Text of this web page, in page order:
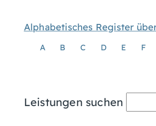
Alphabetisches Register
A B C D E F
Leistungen suchen